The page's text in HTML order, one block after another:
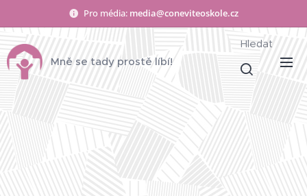
Pro média: media@coneviteoskole.cz
Mně se tady prostě líbí!
Hledat